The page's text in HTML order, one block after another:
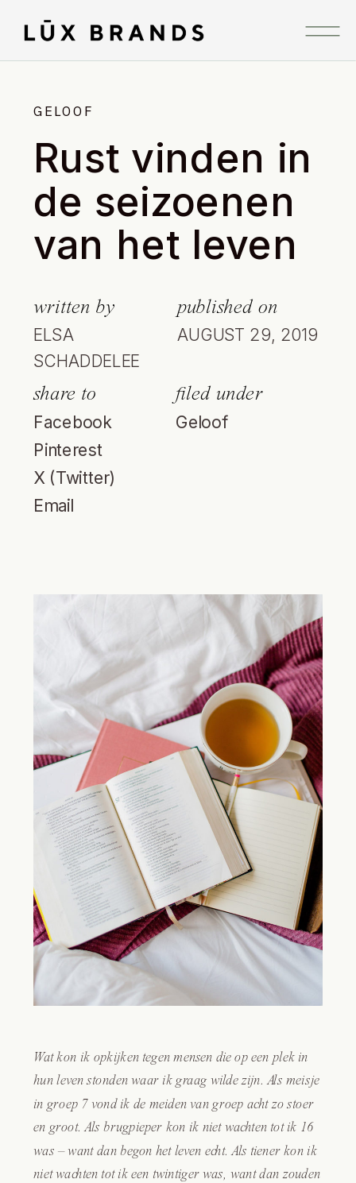
GELOOF
Rust vinden in
de seizoenen
van het leven
written by
ELSA
SCHADDELEE
published on
AUGUST 29, 2019
share to
Facebook
Pinterest
X (Twitter)
Email
filed under
Geloof
Wat kon ik opkijken tegen mensen die op een plek in
hun leven stonden waar ik graag wilde zijn. Als meisje
in groep 7 vond ik de meiden van groep acht zo stoer
en groot. Als brugpieper kon ik niet wachten tot ik 16
was – want dan begon het leven echt. Als tiener kon ik
niet wachten tot ik een twintiger was, want dan zouden